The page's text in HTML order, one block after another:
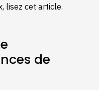
lisez cet article.
de